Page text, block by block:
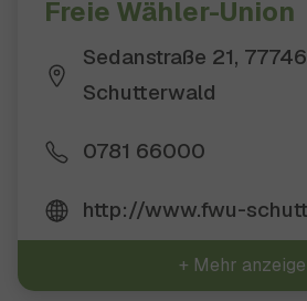
Freie Wähler-Union
Sedanstraße 21, 77746
Schutterwald
0781 66000
http://www.fwu-
+ Mehr